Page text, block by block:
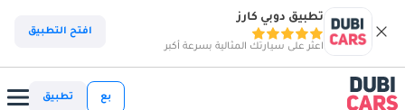
تطبيق دوبي كارز
اعثر على سيارتك المثالية بسرعة أكبر
افتح التطبيق
بع تطبيق